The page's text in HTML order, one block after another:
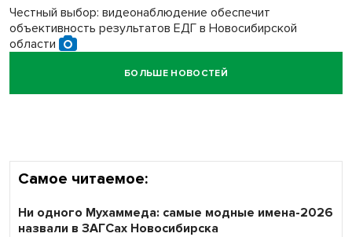
Честный выбор: видеонаблюдение обеспечит
объективность результатов ЕДГ в Новосибирской
области
Кибертанки пошли в бой: «Ростелеком» объявляет
БОЛЬШЕ НОВОСТЕЙ
Самое читаемое:
Ни одного Мухаммеда: самые модные имена-2026
назвали в ЗАГСах Новосибирска